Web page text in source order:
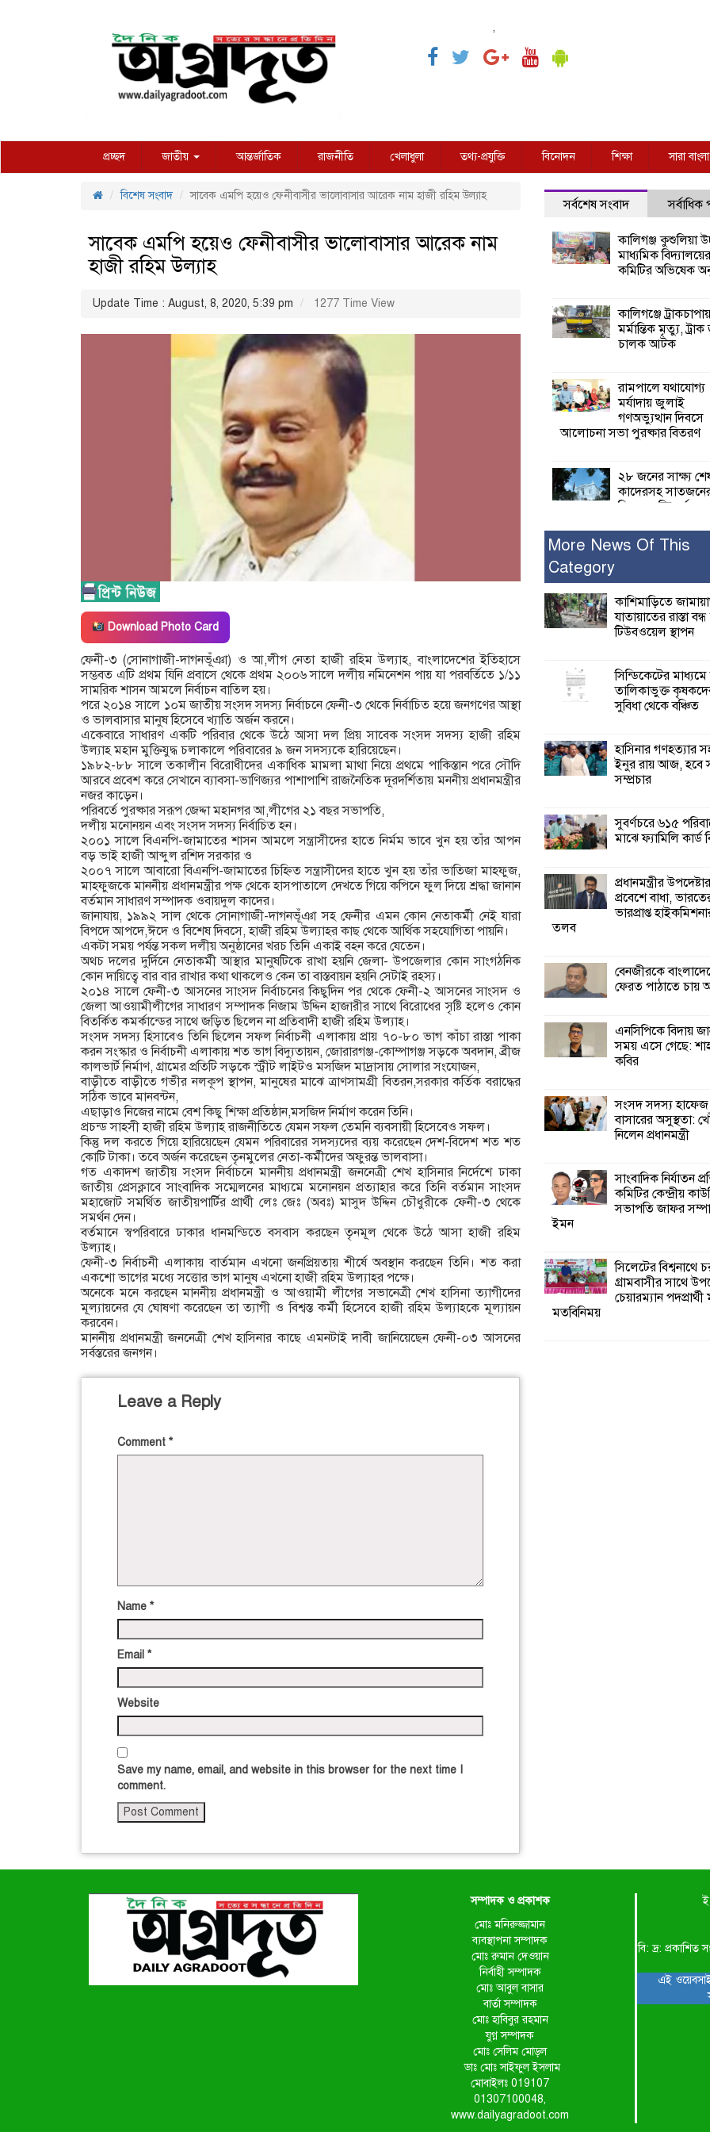
,
প্রচ্ছদ জাতীয় আন্তর্জাতিক রাজনীতি খেলাধুলা তথ্য-প্রযুক্তি বিনোদন শিক্ষা সারা বাংলা
বিশেষ সংবাদ সাবেক এমপি হয়েও ফেনীবাসীর ভালোবাসার আরেক নাম হাজী রহিম উল্যাহ
সাবেক এমপি হয়েও ফেনীবাসীর ভালোবাসার আরেক নাম
হাজী রহিম উল্যাহ
Update Time : August, 8, 2020, 5:39 pm 1277 Time View
Download Photo Card
ফেনী-৩ (সোনাগাজী-দাগনভূঁঞা) ও আ,লীগ নেতা হাজী রহিম উল্যাহ, বাংলাদেশের ইতিহাসে
সম্ভবত এটি প্রথম যিনি প্রবাসে থেকে প্রথম ২০০৬ সালে দলীয় নমিনেশন পায় যা পরবর্তিতে ১/১১
সামরিক শাসন আমলে নির্বাচন বাতিল হয়।
পরে ২০১৪ সালে ১০ম জাতীয় সংসদ সদস্য নির্বাচনে ফেনী-৩ থেকে নির্বাচিত হয়ে জনগণের আস্থা
ও ভালবাসার মানুষ হিসেবে খ্যাতি অর্জন করনে।
একেবারে সাধারণ একটি পরিবার থেকে উঠে আসা দল প্রিয় সাবেক সংসদ সদস্য হাজী রহিম
উল্যাহ মহান মুক্তিযুদ্ধ চলাকালে পরিবারের ৯ জন সদস্যকে হারিয়েছেন।
১৯৮২-৮৮ সালে তকালীন বিরোধীদের একাধিক মামলা মাথা নিয়ে প্রথমে পাকিস্তান পরে সৌদি
আরবে প্রবেশ করে সেখানে ব্যাবসা-ভাণিজ্যর পাশাপাশি রাজনৈতিক দূরদর্শিতায় মননীয় প্রধানমন্ত্রীর
নজর কাড়েন।
পরিবর্তে পুরষ্কার সরূপ জেদ্দা মহানগর আ,লীগের ২১ বছর সভাপতি,
দলীয় মনোনয়ন এবং সংসদ সদস্য নির্বাচিত হন।
২০০১ সালে বিএনপি-জামাতের শাসন আমলে সন্ত্রাসীদের হাতে নির্মম ভাবে খুন হয় তাঁর আপন
বড় ভাই হাজী আব্দুল রশিদ সরকার ও
২০০৭ সালে আবারো বিএনপি-জামাতের চিহ্নিত সন্ত্রাসীদের হাতে খুন হয় তাঁর ভাতিজা মাহফুজ,
মাহফুজকে মাননীয় প্রধানমন্ত্রীর পক্ষ থেকে হাসপাতালে দেখতে গিয়ে কপিনে ফুল দিয়ে শ্রদ্ধা জানান
বর্তমান সাধারণ সম্পাদক ওবায়দুল কাদের।
জানাযায়, ১৯৯২ সাল থেকে সোনাগাজী-দাগনভূঁঞা সহ ফেনীর এমন কোন নেতাকর্মী নেই যারা
বিপদে আপদে,ঈদে ও বিশেষ দিবসে, হাজী রহিম উল্যাহর কাছ থেকে আর্থিক সহযোগিতা পায়নি।
একটা সময় পর্যন্ত সকল দলীয় অনুষ্ঠানের খরচ তিনি একাই বহন করে যেতেন।
অথচ দলের দুর্দিনে নেতাকর্মী আস্থার মানুষটিকে রাখা হয়নি জেলা- উপজেলার কোন সাংগঠনিক
কোন দায়িত্বে বার বার রাখার কথা থাকলেও কেন তা বাস্তবায়ন হয়নি সেটাই রহস্য।
২০১৪ সালে ফেনী-৩ আসনের সাংসদ নির্বাচনের কিছুদিন পর থেকে ফেনী-২ আসনের সাংসদ ও
জেলা আওয়ামীলীগের সাধারণ সম্পাদক নিজাম উদ্দিন হাজারীর সাথে বিরোধের সৃষ্টি হলেও কোন
বিতর্কিত কমর্কান্ডের সাথে জড়িত ছিলেন না প্রতিবাদী হাজী রহিম উল্যাহ।
সংসদ সদস্য হিসাবেও তিনি ছিলেন সফল নির্বাচনী এলাকায় প্রায় ৭০-৮০ ভাগ কাঁচা রাস্তা পাকা
করন সংস্কার ও নির্বাচনী এলাকায় শত ভাগ বিদ্যুতায়ন, জোরারগঞ্জ-কোম্পাগঞ্জ সড়কে অবদান, ব্রীজ
কালভার্ট নির্মাণ, গ্রামের প্রতিটি সড়কে স্ট্রীট লাইটও মসজিদ মাদ্রাসায় সোলার সংযোজন,
বাড়ীতে বাড়ীতে গভীর নলকূপ স্থাপন, মানুষের মাঝে ত্রাণসামগ্রী বিতরন,সরকার কর্তিক বরাদ্ধের
সঠিক ভাবে মানবন্টন,
এছাড়াও নিজের নামে বেশ কিছু শিক্ষা প্রতিষ্ঠান,মসজিদ নির্মাণ করেন তিনি।
প্রচন্ড সাহসী হাজী রহিম উল্যাহ রাজনীতিতে যেমন সফল তেমনি ব্যবসায়ী হিসেবেও সফল।
কিন্তু দল করতে গিয়ে হারিয়েছেন যেমন পরিবারের সদস্যদের ব্যয় করেছেন দেশ-বিদেশ শত শত
কোটি টাকা। তবে অর্জন করেছেন তৃনমুলের নেতা-কর্মীদের অফুরন্ত ভালবাসা।
গত একাদশ জাতীয় সংসদ নির্বাচনে মাননীয় প্রধানমন্ত্রী জননেত্রী শেখ হাসিনার নির্দেশে ঢাকা
জাতীয় প্রেসক্লাবে সাংবাদিক সম্মেলনের মাধ্যমে মনোনয়ন প্রত্যাহার করে তিনি বর্তমান সাংসদ
মহাজোট সমর্থিত জাতীয়পার্টির প্রার্থী লেঃ জেঃ (অবঃ) মাসুদ উদ্দিন চৌধুরীকে ফেনী-৩ থেকে
সমর্থন দেন।
বর্তমানে স্বপরিবারে ঢাকার ধানমন্ডিতে বসবাস করছেন তৃনমূল থেকে উঠে আসা হাজী রহিম
উল্যাহ।
ফেনী-৩ নির্বাচনী এলাকায় বার্তমান এখনো জনপ্রিয়তায় শীর্ষে অবস্থান করছেন তিনি। শত করা
একশো ভাগের মধ্যে সত্তোর ভাগ মানুষ এখনো হাজী রহিম উল্যাহর পক্ষে।
অনেকে মনে করছেন মাননীয় প্রধানমন্ত্রী ও আওয়ামী লীগের সভানেত্রী শেখ হাসিনা ত্যাগীদের
মূল্যায়নের যে ঘোষণা করেছেন তা ত্যাগী ও বিশ্বস্ত কর্মী হিসেবে হাজী রহিম উল্যাহকে মূল্যায়ন
করবেন।
মাননীয় প্রধানমন্ত্রী জননেত্রী শেখ হাসিনার কাছে এমনটাই দাবী জানিয়েছেন ফেনী-০৩ আসনের
সর্বস্তরের জনগন।
Leave a Reply
Comment *
Name *
Email *
Website
Save my name, email, and website in this browser for the next time I
comment.
সর্বশেষ সংবাদ সর্বাধিক
কালিগঞ্জ কুশুলিয়া
মাধ্যমিক বিদ্যালয়ের
কমিটির অভিষেক
কালিগঞ্জে
মর্মান্তিক মৃত্যু,
চালক আটক
রামপালে যথাযোগ্য
মর্যাদায় জুলাই
গণঅভ্যুত্থান দিবসে
আলোচনা সভা পুরষ্কার বিতরণ
২৮ জনের সাক্ষ্য
কাদেরসহ
বিরুদ্ধে যুক্তিতর্ক
ক্ষতি করেছে
নুরুল হক নুর
পাঁচ মাসে সরকারের
বছরে শহীদদের
করলেন না কেন: শহীদ জিসানের
ক্ষোভ
কালিগঞ্জে নিখোঁজ
মরদেহ অবশেষে
ইছামতী নদীতে
শ্রীউলা ইউনিয়ন
২নং ওয়ার্ডের
কর্মী সম্মেলন
শ্যামনগরে জলবায়ু
সহনশীল জনগোষ্ঠী
প্রকল্পের
শিখন ও অভিজ্ঞতা বিনিময় সভা
শ্যামনগরে
সিএমসির সাথে
More News Of This
Category
কাশিমাড়িতে
যাতায়াতের রাস্তা
টিউবওয়েল স্থাপন
সিন্ডিকেটের
তালিকাভুক্ত
সুবিধা থেকে বঞ্চিত
হাসিনার গণহত্যার
ইনুর রায় আজ, হবে
সম্প্রচার
সুবর্ণচরে ৬১৫
মাঝে ফ্যামিলি কার্ড
প্রধানমন্ত্রীর
প্রবেশে বাধা,
ভারপ্রাপ্ত
তলব
বেনজীরকে
ফেরত পাঠাতে চায়
এনসিপিকে বিদায়
সময় এসে গেছে:
কবির
সংসদ সদস্য
বাসারের অসুস্থতা:
নিলেন প্রধানমন্ত্রী
সাংবাদিক নির্যাতন
কমিটির কেন্দ্রীয়
সভাপতি জাফর
ইমন
সিলেটের বিশ্বনাথে
গ্রামবাসীর সাথে
চেয়ারম্যান
মতবিনিময়
সম্পাদক ও প্রকাশক
মোঃ মনিরুজ্জামান
ব্যবস্থাপনা সম্পাদক
মোঃ রুমান দেওয়ান
নির্বাহী সম্পাদক
মোঃ আবুল বাসার
বার্তা সম্পাদক
মোঃ হাবিবুর রহমান
যুগ্ন সম্পাদক
মোঃ সেলিম মোড়ল
ডাঃ মোঃ সাইফুল ইসলাম
মোবাইলঃ 019107
01307100048,
www.dailyagradoot.com
বি: দ্র:
এই